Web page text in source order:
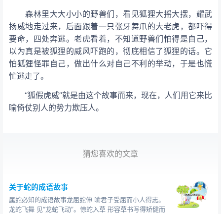
森林里大大小小的野兽们，看见狐狸大摇大摆，耀武
扬威地走过来，后面跟着一只张牙舞爪的大老虎，都吓得
要命，四处奔逃。老虎看着，不知道野兽们怕得是自己，
以为真是被狐狸的威风吓跑的，彻底相信了狐狸的话。它
怕狐狸怪罪自己，做出什么对自己不利的举动，于是也慌
忙逃走了。
“狐假虎威”就是由这个故事而来，现在，人们用它来比
喻倚仗别人的势力欺压人。
猜您喜欢的文章
关于蛇的成语故事
属蛇必知的成语故事龙屈蛇伸 喻君子受屈而小人得志。
龙蛇飞舞 见“龙蛇飞动”。惊蛇入草 形容草书写得矫健而